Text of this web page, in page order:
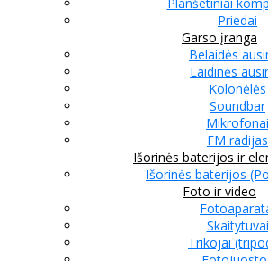
Priedai
Garso įranga
Belaidės
Laidinės
Kolonėlės
Soundbar
Mikrofonai
FM radijas
Išorinės baterijos ir
Išorinės baterijos
Foto ir video
Skaitytuvai
Trikojai